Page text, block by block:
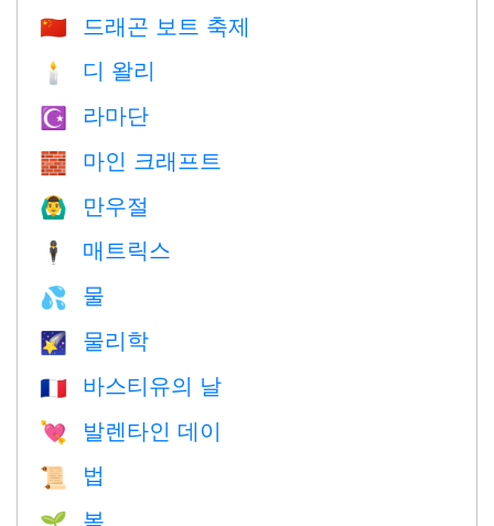
🇨🇳 드래곤 보트 축제
🕯 디 왈리
☪️ 라마단
🧱 마인 크래프트
🙆‍♂️ 만우절
🕴️ 매트릭스
💦 물
🌠 물리학
🇫🇷 바스티유의 날
💘 발렌타인 데이
📜 법
봄